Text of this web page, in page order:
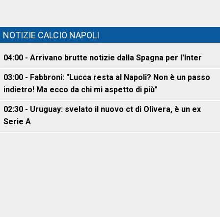
NOTIZIE CALCIO NAPOLI
04:00 - Arrivano brutte notizie dalla Spagna per l'Inter
03:00 - Fabbroni: "Lucca resta al Napoli? Non è un passo
indietro! Ma ecco da chi mi aspetto di più"
02:30 - Uruguay: svelato il nuovo ct di Olivera, è un ex
Serie A